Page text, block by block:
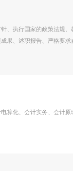
、执行国家的政策法规
果、述职报告、严格要求
算化、会计实务、会计原